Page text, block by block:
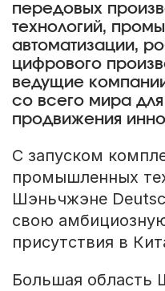
передовых
технологий,
автоматизации,
цифрового
ведущие
со всего мира
продвижения
С запуском
промышленных
Шэньчжэне
свою
присутствия в
Большая область